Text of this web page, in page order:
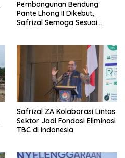
Pembangunan Bendung
Pante Lhong II Dikebut,
Safrizal Semoga Sesuai
Safrizal ZA Kolaborasi Lintas
Sektor Jadi Fondasi Eliminasi
TBC di Indonesia